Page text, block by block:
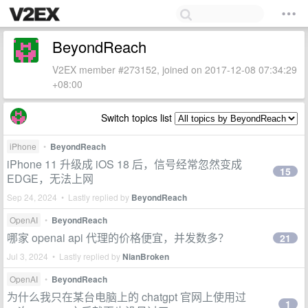
BeyondReach
V2EX member #273152, joined on 2017-12-08 07:34:29
+08:00
Switch topics list
iPhone • BeyondReach
iPhone 11 升级成 iOS 18 后，信号经常忽然变成
EDGE，无法上网
Sep 24, 2024 • Lastly replied by BeyondReach
15
OpenAI • BeyondReach
哪家 openai api 代理的价格便宜，并发数多？
Jul 3, 2024 • Lastly replied byNianBroken
21
OpenAI • BeyondReach
为什么我只在某台电脑上的 chatgpt 官网上使用过
1